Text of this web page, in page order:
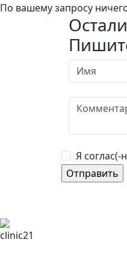
По вашему запросу
Я соглас(-